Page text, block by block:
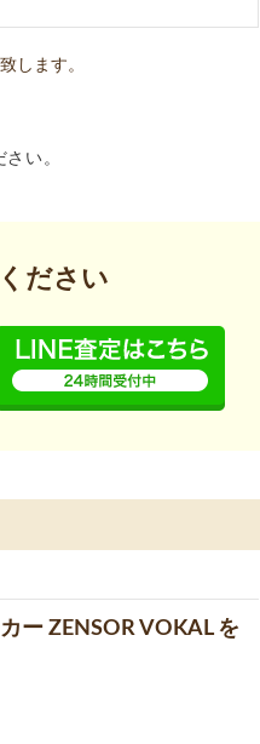
します。
さい。
ださい
ー ZENSOR VOKAL を